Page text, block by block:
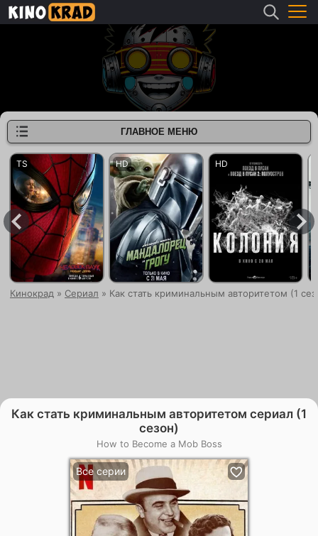
Кинокрад » Сериал » Как стать криминальным авторитетом (1
Как стать криминальным авторитетом сериал (1
сезон)
How to Become a Mob Boss
Все серии
ГЛАВНОЕ МЕНЮ